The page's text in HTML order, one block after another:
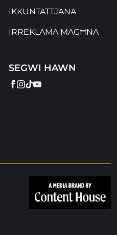
IKKUNTATTJANA
IRREKLAMA MAGĦNA
SEGWI HAWN
FACEBOOK
INSTAGRAM
TIKTOK
YOUTUBE